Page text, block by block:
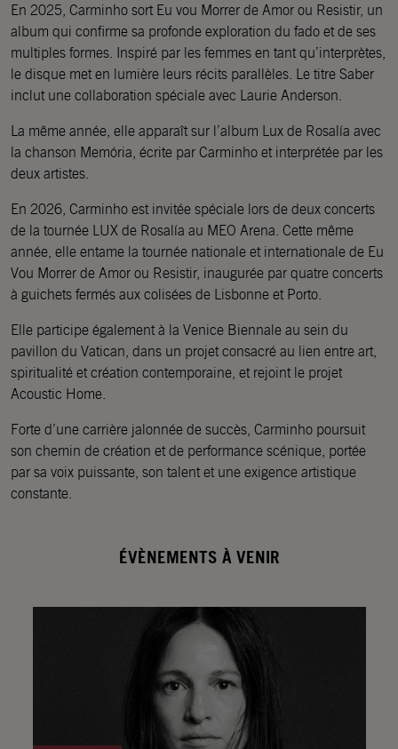
En 2025, Carminho sort Eu vou Morrer de Amor ou Resistir, un
album qui confirme sa profonde exploration du fado et de ses
multiples formes. Inspiré par les femmes en tant qu’interprètes,
le disque met en lumière leurs récits parallèles. Le titre Saber
inclut une collaboration spéciale avec Laurie Anderson.
La même année, elle apparaît sur l’album Lux de Rosalía avec
la chanson Memória, écrite par Carminho et interprétée par les
deux artistes.
En 2026, Carminho est invitée spéciale lors de deux concerts
de la tournée LUX de Rosalía au MEO Arena. Cette même
année, elle entame la tournée nationale et internationale de Eu
Vou Morrer de Amor ou Resistir, inaugurée par quatre concerts
à guichets fermés aux colisées de Lisbonne et Porto.
Elle participe également à la Venice Biennale au sein du
pavillon du Vatican, dans un projet consacré au lien entre art,
spiritualité et création contemporaine, et rejoint le projet
Acoustic Home.
Forte d’une carrière jalonnée de succès, Carminho poursuit
son chemin de création et de performance scénique, portée
par sa voix puissante, son talent et une exigence artistique
constante.
ÉVÈNEMENTS À VENIR